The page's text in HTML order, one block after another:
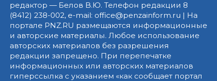
редактор — Белов В.Ю. Телефон редакции 8
(8412) 238-002, e-mail: office@penzainform.ru | На
портале PNZ.RU размещаются информационные
и авторские материалы. Любое использование
авторских материалов без разрешения
редакции запрещено. При перепечатке
информационных или авторских материалов
гиперссылка с указанием «как сообщает портал